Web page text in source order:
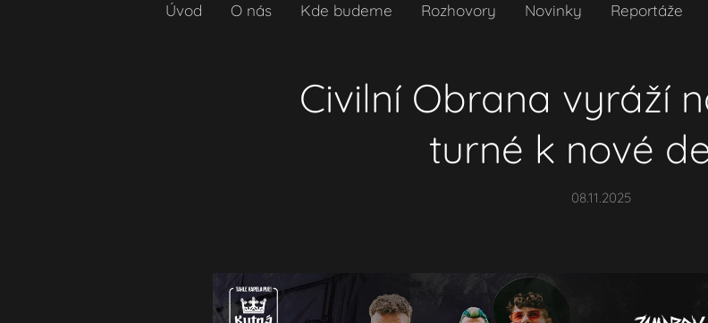
Úvod O nás Kde budeme Rozhovory Novinky Reportáže
Civilní Obrana vyráží
turné k nové
08.11.2025